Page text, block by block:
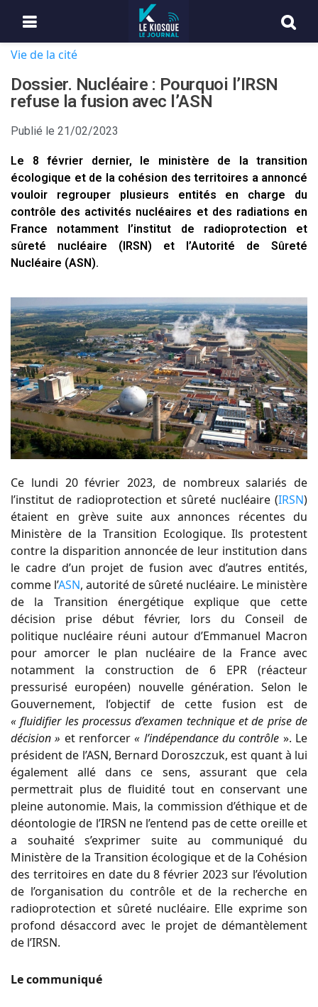
Vie de la cité
Dossier. Nucléaire : Pourquoi l’IRSN
refuse la fusion avec l’ASN
Publié le 21/02/2023
Le 8 février dernier, le ministère de la transition
écologique et de la cohésion des territoires a annoncé
vouloir regrouper plusieurs entités en charge du
contrôle des activités nucléaires et des radiations en
France notamment l’institut de radioprotection et
sûreté nucléaire (IRSN) et l’Autorité de Sûreté
Nucléaire (ASN).
Ce lundi 20 février 2023, de nombreux salariés de
l’institut de radioprotection et sûreté nucléaire (IRSN)
étaient en grève suite aux annonces récentes du
Ministère de la Transition Ecologique. Ils protestent
contre la disparition annoncée de leur institution dans
le cadre d’un projet de fusion avec d’autres entités,
comme l’ASN, autorité de sûreté nucléaire. Le ministère
de la Transition énergétique explique que cette
décision prise début février, lors du Conseil de
politique nucléaire réuni autour d’Emmanuel Macron
pour amorcer le plan nucléaire de la France avec
notamment la construction de 6 EPR (réacteur
pressurisé européen) nouvelle génération. Selon le
Gouvernement, l’objectif de cette fusion est de
« fluidifier les processus d’examen technique et de prise de
décision » et renforcer « l’indépendance du contrôle ». Le
président de l’ASN, Bernard Doroszczuk, est quant à lui
également allé dans ce sens, assurant que cela
permettrait plus de fluidité tout en conservant une
pleine autonomie. Mais, la commission d’éthique et de
déontologie de l’IRSN ne l’entend pas de cette oreille et
a souhaité s’exprimer suite au communiqué du
Ministère de la Transition écologique et de la Cohésion
des territoires en date du 8 février 2023 sur l’évolution
de l’organisation du contrôle et de la recherche en
radioprotection et sûreté nucléaire​. Elle exprime son
profond désaccord avec le projet de démantèlement
de l’IRSN.
Le communiqué